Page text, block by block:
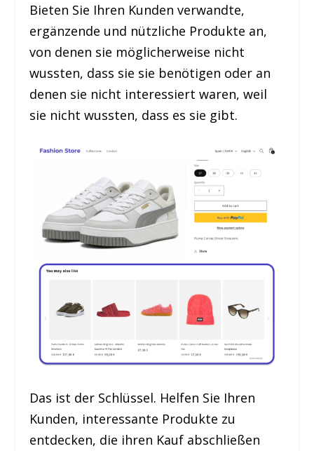
Bieten Sie Ihren Kunden verwandte,
ergänzende und nützliche Produkte an,
von denen sie möglicherweise nicht
wussten, dass sie sie benötigen oder an
denen sie nicht interessiert waren, weil
sie nicht wussten, dass es sie gibt.
Das ist der Schlüssel. Helfen Sie Ihren
Kunden, interessante Produkte zu
entdecken, die ihren Kauf abschließen